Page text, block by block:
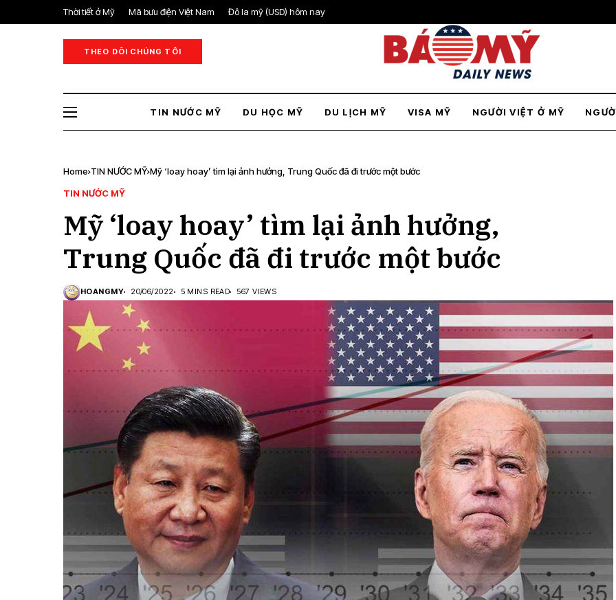
Thời tiết ở Mỹ Mã bưu điện Việt Nam Đô la mỹ (USD) hôm nay
THEO DÕI CHÚNG TÔI
TIN NƯỚC MỸ DU HỌC MỸ DU LỊCH MỸ VISA MỸ NGƯỜI VIỆT Ở MỸ
Home TIN NƯỚC MỸ Mỹ ‘loay hoay’ tìm lại ảnh hưởng, Trung Quốc đã đi trước một bước
TIN NƯỚC MỸ
Mỹ ‘loay hoay’ tìm lại ảnh hưởng,
Trung Quốc đã đi trước một bước
HOANGMY 20/06/2022 5 MINS READ 567 VIEWS